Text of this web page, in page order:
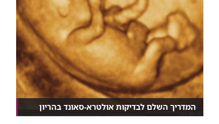
המדריך השלם לבדיקות אולטרא-סאונד בהריון
קשה לתאר כיום היריון ללא בדיקות אולטרא-סאונד,